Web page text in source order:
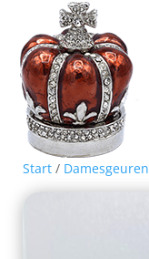
Start / Damesgeuren